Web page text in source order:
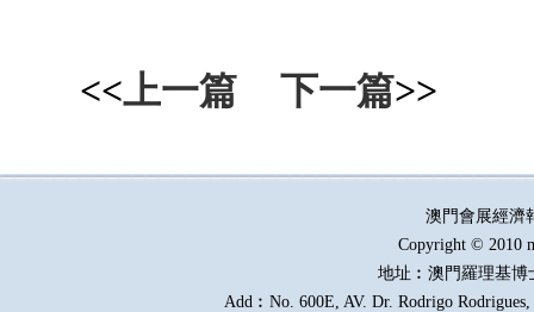
<<上一篇 下一篇>>
澳門會展經
Copyright © 2010
地址︰澳門羅理基博
Add︰No. 600E, AV. Dr. Rodrigo